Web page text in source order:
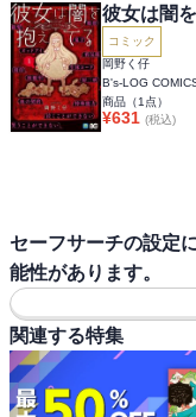
彼女は闇
コミック
岡野く仔
B's-LOG
商品（1 点）
¥631 (税込)
セーフサーチの設定
能性があります。
関連する特集